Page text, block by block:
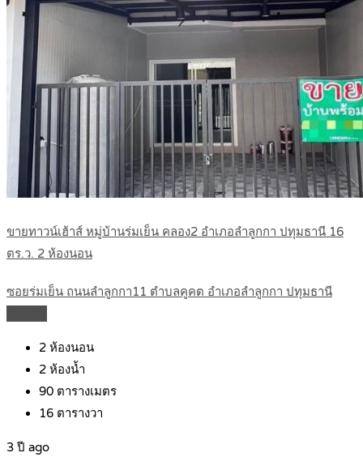
ขายทาวน์เฮ้าส์ หมู่บ้านร่มเย็น คลอง2 อำเภอลำลูกกา ปทุมธานี 16
ตร.ว. 2 ห้องนอน
ซอยร่มเย็น ถนนลำลูกกา11 ตำบลคูคต อำเภอลำลูกกา ปทุมธานี
2 ห้องนอน
2 ห้องน้ำ
90 ตารางเมตร
16 ตารางวา
3 ปี ago